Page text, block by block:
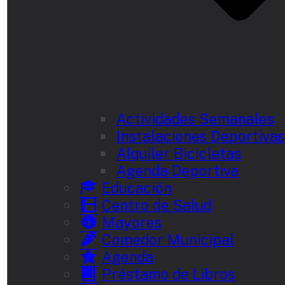
Actividades Semanales
Instalaciones Deportivas
Alquiler Bicicletas
Agenda Deportiva
Educación
Centro de Salud
Mayores
Comedor Municipal
Agenda
Préstamo de Libros